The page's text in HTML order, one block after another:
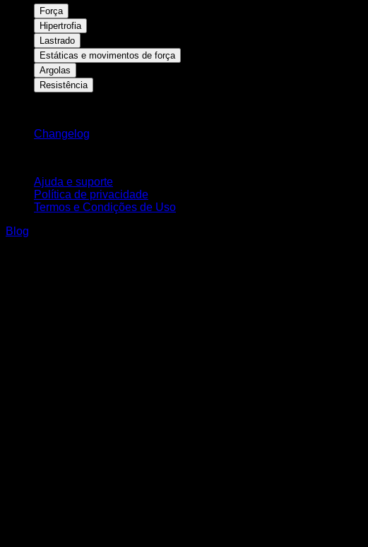
Força
Hipertrofia
Lastrado
Estáticas e movimentos de força
Argolas
Resistência
Changelog
Ajuda e suporte
Política de privacidade
Termos e Condições de Uso
Blog